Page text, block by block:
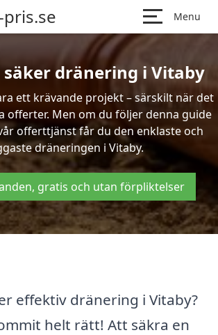
Menu
säker dränering i Vitaby
ett krävande projekt – särskilt när det
offerter. Men om du följer denna guide
offerttjänst får du den enklaste och
dräneringen i Vitaby.
gratis och utan förpliktelser
effektiv dränering i Vitaby?
helt rätt! Att säkra en